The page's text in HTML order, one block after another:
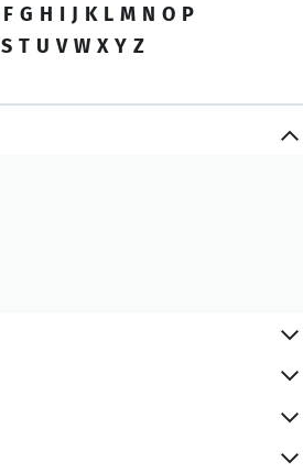
F G H I J K L M N O P
S T U V W X Y Z